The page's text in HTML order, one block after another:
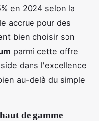
en 2024 selon la
accrue pour des
bien choisir son
parmi cette offre
dans l'excellence
au-delà du simple
de gamme